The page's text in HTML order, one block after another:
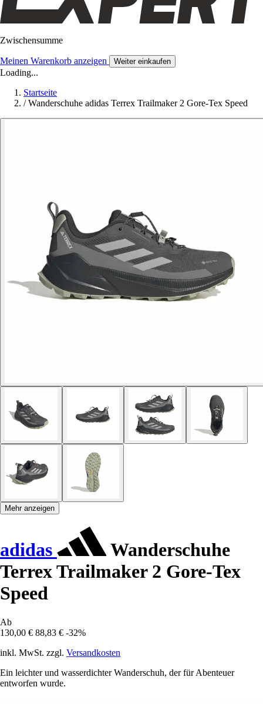
Zwischensumme
Meinen Warenkorb anzeigen Weiter einkaufen
Loading...
Startseite
/ Wanderschuhe adidas Terrex Trailmaker 2 Gore-Tex Speed
Mehr anzeigen
adidas
Wanderschuhe
Terrex Trailmaker 2 Gore-Tex
Speed
Ab
130,00 € 88,83 € -32%
inkl. MwSt. zzgl. Versandkosten
Ein leichter und wasserdichter Wanderschuh, der für Abenteuer
entworfen wurde.